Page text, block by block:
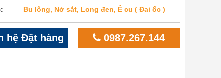
Bu lông, Nở sắt, Long đen, Ê cu ( Đai ốc )
hệ Đặt hàng 0987.267.144